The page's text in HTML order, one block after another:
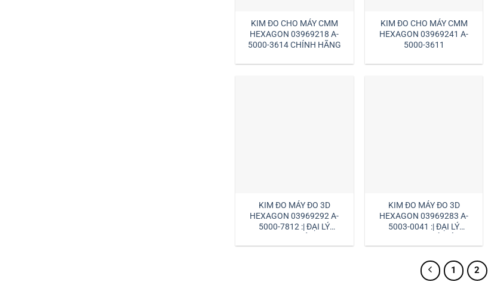
KIM ĐO CHO MÁY CMM
HEXAGON 03969218 A-
5000-3614 CHÍNH HÃNG
KIM ĐO CHO MÁY CMM
HEXAGON 03969241 A-
5000-3611
KIM ĐO MÁY ĐO 3D
HEXAGON 03969292 A-
5000-7812 :| ĐẠI LÝ
KIM ĐO MÁY ĐO 3D
HEXAGON 03969283 A-
5003-0041 :| ĐẠI LÝ
1 2